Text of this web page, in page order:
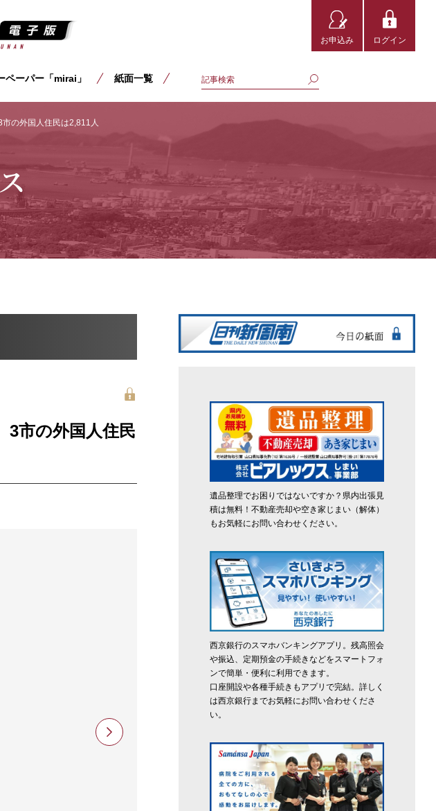
お申込み ログイン
ペーパー「mirai」 紙面一覧
の外国人住民は2,811人
3市の外国人住民
遺品整理でお困りではないですか？県内出張見
積は無料！不動産売却や空き家じまい（解体）
もお気軽にお問い合わせください。
西京銀行のスマホバンキングアプリ。残高照会
や振込、定期預金の手続きなどをスマートフォ
ンで簡単・便利に利用できます。
口座開設や各種手続きもアプリで完結。詳しく
は西京銀行までお気軽にお問い合わせくださ
い。